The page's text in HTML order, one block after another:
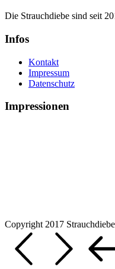
Die Strauchdiebe sind seit
Infos
Kontakt
Impressum
Datenschutz
Impressionen
Copyright 2017